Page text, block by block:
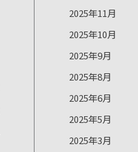
2025年11月
2025年10月
2025年9月
2025年8月
2025年6月
2025年5月
2025年3月